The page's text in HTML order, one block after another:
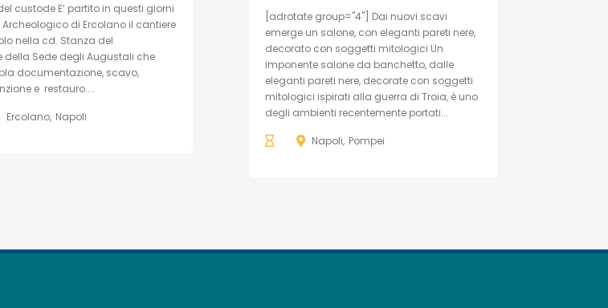
custode E’ partito in questi giorni
Archeologico di Ercolano il cantiere
nella cd. Stanza del
della Sede degli Augustali che
documentazione, scavo,
e restauro....
Ercolano Napoli
[adrotate group="4"] Dai nuovi scavi
emerge un salone, con eleganti pareti nere,
decorato con soggetti mitologici Un
imponente salone da banchetto, dalle
eleganti pareti nere, decorate con soggetti
mitologici ispirati alla guerra di Troia, è uno
degli ambienti recentemente portati...
Napoli Pompei